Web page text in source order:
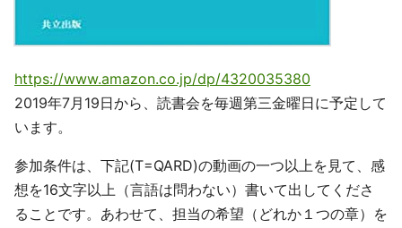
https://www.amazon.co.jp/dp/4320035380
2019年7月19日から、読書会を毎週第三金曜日に予定して
います。
参加条件は、下記(T=QARD)の動画の一つ以上を見て、感
想を16文字以上（言語は問わない）書いて出してくださ
ることです。あわせて、担当の希望（どれか１つの章）を